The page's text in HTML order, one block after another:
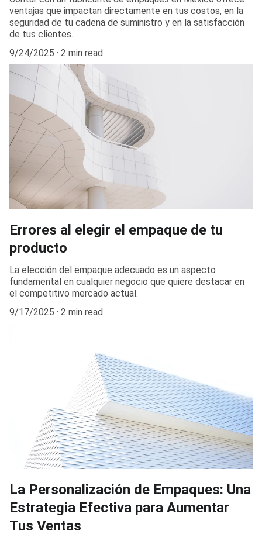
ventajas que impactan directamente en tus costos, en la
seguridad de tu cadena de suministro y en la satisfacción
de tus clientes.
9/24/2025
2 min read
Errores al elegir el empaque de tu
producto
La elección del empaque adecuado es un aspecto
fundamental en cualquier negocio que quiere destacar en
el competitivo mercado actual.
9/17/2025
2 min read
La Personalización de Empaques: Una
Estrategia Efectiva para Aumentar
Tus Ventas